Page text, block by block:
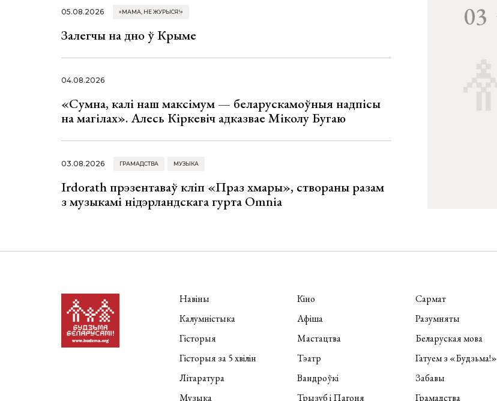
05.08.2026 «МАМА, НЕ ЖУРЫСЯ!»
Залегчы на дно ў Крыме
04.08.2026
«Сумна, калі наш максімум — беларускамоўныя надпісы
на магілах». Алесь Кіркевіч адказвае Міколу Бугаю
03.08.2026 ГРАМАДСТВА МУЗЫКА
Irdorath прэзентаваў кліп «Праз хмары», створаны разам
з музыкамі нідэрландскага гурта Omnia
03
Навіны
Калумністыка
Гісторыя
Гісторыя за 5 хвілін
Літаратура
Музыка
Кіно
Афіша
Мастацтва
Тэатр
Вандроўкі
Трызуб і Пагоня
Сармат
Разумняты
Беларуская мова
Гатуем з «Будзьма!»
Забавы
Грамадства